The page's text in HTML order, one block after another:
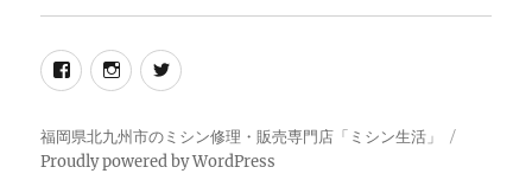
開
Facebook
イ
ス
タ
twitter
福岡県北九州市のミシン修理・販売専門店「ミシン生活」
Proudly powered by WordPress